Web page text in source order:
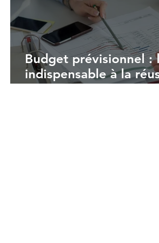
Budget prévisionnel :
indispensable à la